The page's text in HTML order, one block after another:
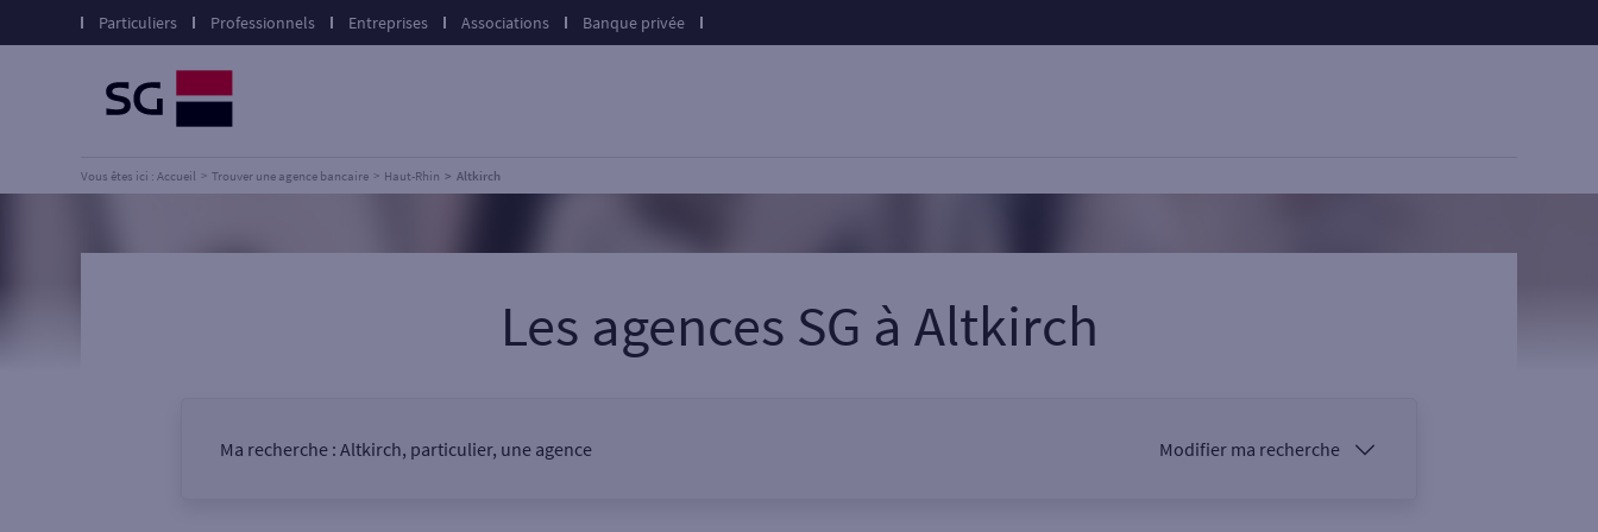
Particuliers Professionnels Entreprises Associations Banque privée
Vous êtes ici : Accueil Trouver une agence bancaire Haut-Rhin Altkirch
Les agences SG à Altkirch
Ma recherche : Altkirch, particulier, une agence Modifier ma recherche